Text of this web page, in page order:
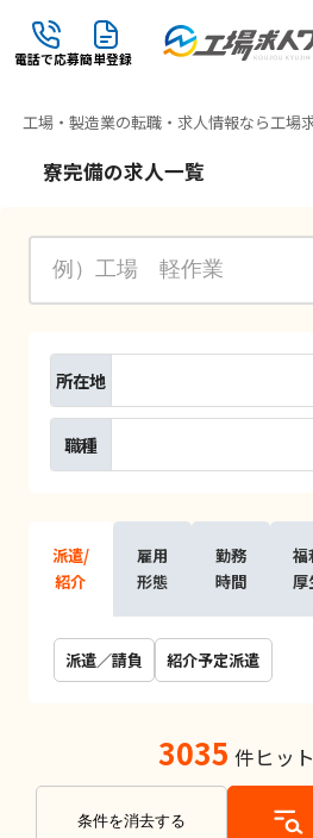
電話で応募簡単登録
工場・製造業の転職・求人情報なら工場
寮完備の求人一覧
所在地
職種
派遣/
紹介
雇用
形態
勤務
時間
福
厚
派遣／請負 紹介予定派遣
3035 件ヒッ
条件を消去する